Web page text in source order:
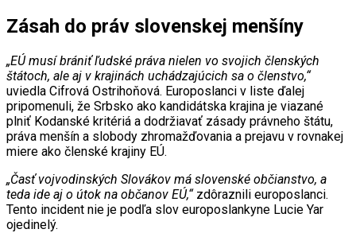
Zásah do práv slovenskej menšíny
„EÚ musí brániť ľudské práva nielen vo svojich členských
štátoch, ale aj v krajinách uchádzajúcich sa o členstvo,“
uviedla Cifrová Ostrihoňová. Europoslanci v liste ďalej
pripomenuli, že Srbsko ako kandidátska krajina je viazané
plniť Kodanské kritériá a dodržiavať zásady právneho štátu,
práva menšín a slobody zhromažďovania a prejavu v rovnakej
miere ako členské krajiny EÚ.
„Časť vojvodinských Slovákov má slovenské občianstvo, a
teda ide aj o útok na občanov EÚ,“zdôraznili europoslanci.
Tento incident nie je podľa slov europoslankyne Lucie Yar
ojedinelý.